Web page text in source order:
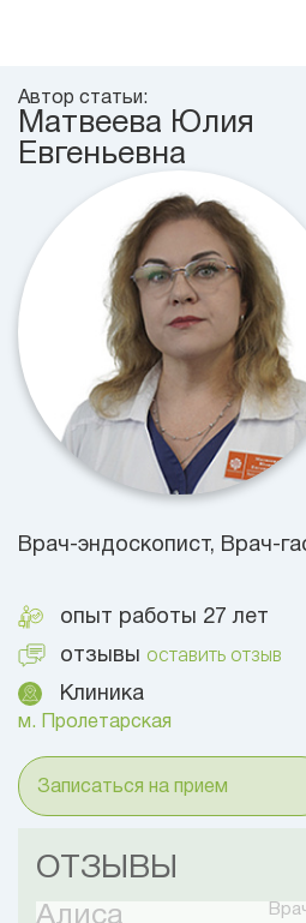
Автор статьи:
Матвеева Юлия
Евгеньевна
Врач-эндоскопист, Врач-
опыт работы 27 лет
отзывы оставить отзыв
Клиника
м. Пролетарская
Записаться на прием
ОТЗЫВЫ
Алиса